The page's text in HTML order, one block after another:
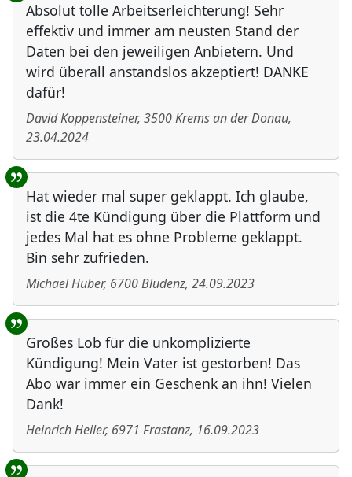
Absolut tolle Arbeitserleichterung! Sehr
effektiv und immer am neusten Stand der
Daten bei den jeweiligen Anbietern. Und
wird überall anstandslos akzeptiert! DANKE
dafür!
David Koppensteiner, 3500Krems an der Donau,
23.04.2024
Hat wieder mal super geklappt. Ich glaube,
ist die 4te Kündigung über die Plattform und
jedes Mal hat es ohne Probleme geklappt.
Bin sehr zufrieden.
Michael Huber, 6700Bludenz, 24.09.2023
Großes Lob für die unkomplizierte
Kündigung! Mein Vater ist gestorben! Das
Abo war immer ein Geschenk an ihn! Vielen
Dank!
Heinrich Heiler, 6971 Frastanz, 16.09.2023